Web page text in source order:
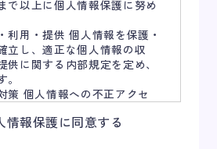
で以上に個人情報保護に努め
利用・提供 個人情報を保護・
立し、適正な個人情報の収
供に関する内部規定を定め、
策 個人情報への不正アクセ
全の予防措置を講じます。万
情報保護に同意する